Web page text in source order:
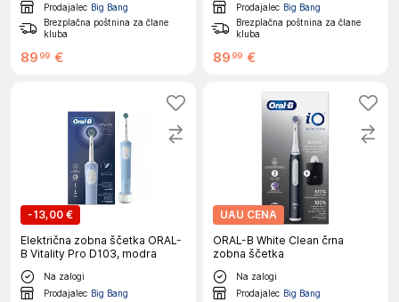
Prodajalec Big Bang
Brezplačna poštnina za člane
kluba
89 99 €
Prodajalec Big Bang
Brezplačna poštnina za člane
kluba
89 99 €
-13,00 €
Električna zobna ščetka ORAL-
B Vitality Pro D103, modra
Na zalogi
Prodajalec Big Bang
UAU CENA
ORAL-B White Clean črna
zobna ščetka
Na zalogi
Prodajalec Big Bang